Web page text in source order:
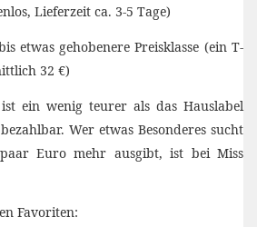
Lieferzeit ca. 3-5 Tage)
etwas gehobenere Preisklasse (ein T-
32 €)
ein wenig teurer als das Hauslabel
Wer etwas Besonderes sucht
Euro mehr ausgibt, ist bei Miss
Favoriten: